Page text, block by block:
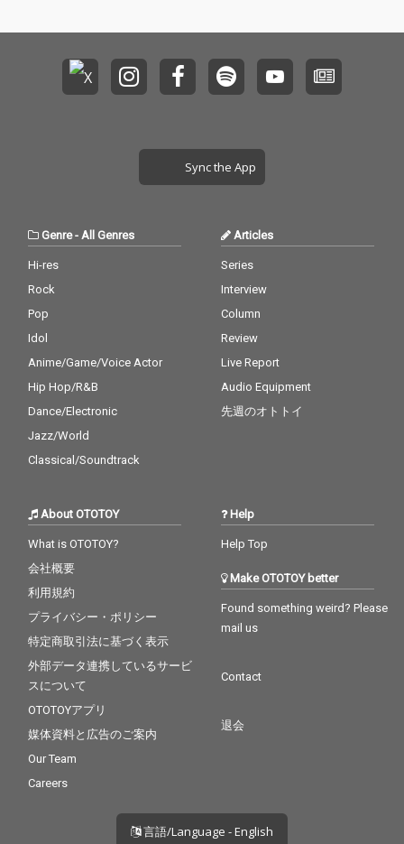
Sync the App
Genre- All Genres
Hi-res
Rock
Pop
Idol
Anime/Game/Voice Actor
Hip Hop/R&B
Dance/Electronic
Jazz/World
Classical/Soundtrack
Articles
Series
Interview
Column
Review
Live Report
Audio Equipment
先週のオトトイ
About OTOTOY
What is OTOTOY?
会社概要
利用規約
プライバシー・ポリシー
特定商取引法に基づく表示
外部データ連携しているサービ
スについて
OTOTOYアプリ
媒体資料と広告のご案内
Our Team
Careers
Help
Help Top
Make OTOTOY better
Found something weird? Please
mail us
Contact
退会
言語/Language - English